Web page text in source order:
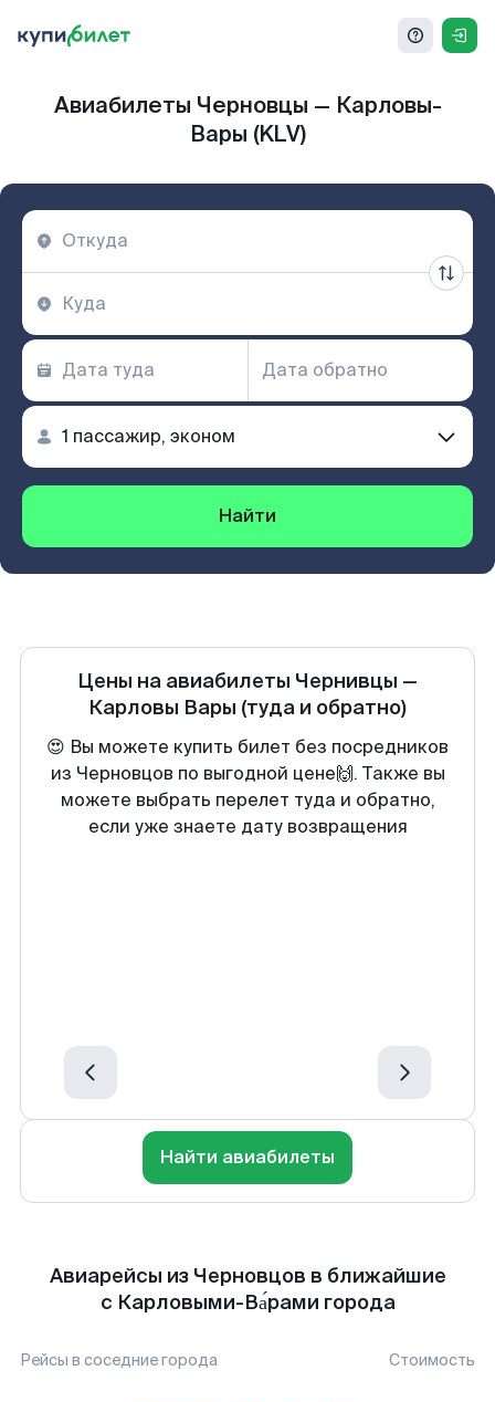
Авиабилеты Черновцы — Карловы-
Вары (KLV)
Найти
Цены на авиабилеты Чернивцы —
Карловы Вары (туда и обратно)
😍 Вы можете купить билет без посредников
из Черновцов по выгодной цене🙌. Также вы
можете выбрать перелет туда и обратно,
если уже знаете дату возвращения
Найти авиабилеты
Авиарейсы из Черновцов в ближайшие
с Карловыми-Ва́рами города
Рейсы в соседние города Стоимость